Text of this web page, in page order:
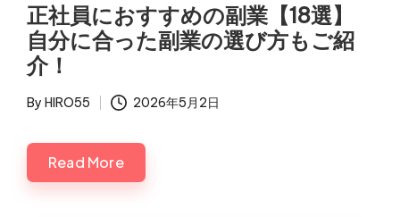
正社員におすすめの副業【18選】
自分に合った副業の選び方もご紹
介！
Posted
By HIRO55 2026年5月2日
Read More